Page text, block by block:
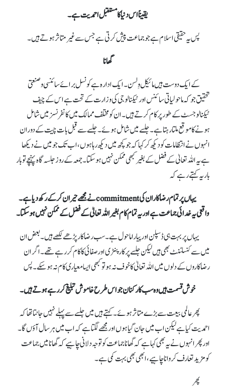
یقیناً اس دنیا کا مستقبل احمدیت ہے۔
پس یہ حقیقی اسلام ہے جو جماعت پیش کرتی ہے جس سے غیر متاثر ہوتے ہیں۔
گھانا
کے ایک دوست ہیں مائیکل وِلسن۔ ایک ادارہ ہے کونسل برائے سائنسی و صنعتی
تحقیق جو کہ ماحولیاتی سائنس اور ٹیکنالوجی کی وزارت کے تحت ہے اس کے چیف
ٹیکنالوجسٹ کے طور پر کام کرتے ہیں۔ ان کو مختلف ممالک میں کانفرنسز میں شامل
ہونے کا موقع ملتا رہتا ہے۔ جلسےمیں شامل ہوئے۔ جلسےسے قبل بات چیت کے دوران
انہوں نے انتظامات کو دیکھ کر کہا کہ جو کچھ میں دیکھ رہا ہوں، اب تک جو میں نے دیکھا
ہے یہ اللہ تعالیٰ کے فضل کے بغیر کبھی ممکن نہیں ہو سکتا۔ جمعہ کے روز جلسہ گاہ پہنچے تو بار
بار یہ کہتے رہے کہ
یہاں پر تمام رضاکاران کی commitmentنے مجھے حیران کر کے رکھ دیا ہے۔
واقعی یہ خدائی جماعت ہے اور یہ تمام کام بغیر اللہ تعالیٰ کے فضل کے ممکن نہیں ہو سکتا۔
یہاں پر بہت ہی ڈسپلن اور پیارا ماحول ہے۔ سب رضاکار پڑھے لکھے ہیں۔ بعض ان
میں سے کنسلٹنٹ بھی ہیں لیکن جلسےپر کارپنٹری اور صفائی کا کام کر رہے تھے۔ اگر ان
رضا کاروں کے دلوں میں اللہ تعالیٰ کا خوف نہ ہو تو کبھی ایسا معیاری کام نہ ہو سکے۔ پس
خوش قسمت ہیں وہ سب کارکنان جو اس طرح خاموش تبلیغ کر رہے ہوتے ہیں۔
پھر عالمی بیعت سے بڑے متاثر ہوئے۔ کہتے ہیں میں جلسےسے پہلے نہیں جانتا تھا کہ
احمدیت کیا ہے لیکن اب میں جان گیا ہوں اور مجھے لگتا ہے کہ اب میں ہر سال آؤں گا۔
اور پھر انہوں نے یہ بھی کہا ہے کہ گھانا جماعت کو توجہ دلانی چاہیے کہ گھانا میں جماعت
کومزید تعارف کروانا چاہیے، ابھی بھی بہت کمی ہے۔
پھر